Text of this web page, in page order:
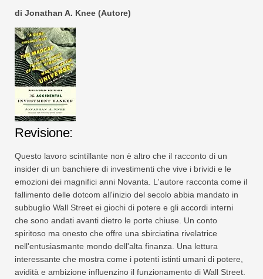
di Jonathan A. Knee (Autore)
Revisione:
Questo lavoro scintillante non è altro che il racconto di un
insider di un banchiere di investimenti che vive i brividi e le
emozioni dei magnifici anni Novanta. L'autore racconta come il
fallimento delle dotcom all'inizio del secolo abbia mandato in
subbuglio Wall Street ei giochi di potere e gli accordi interni
che sono andati avanti dietro le porte chiuse. Un conto
spiritoso ma onesto che offre una sbirciatina rivelatrice
nell'entusiasmante mondo dell'alta finanza. Una lettura
interessante che mostra come i potenti istinti umani di potere,
avidità e ambizione influenzino il funzionamento di Wall Street.